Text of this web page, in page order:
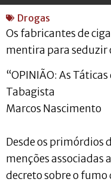
Drogas
Os fabricantes de
mentira para seduzir
“OPINIÃO: As
Tabagista
Marcos Nascimento
Desde os primórdios
menções associadas
decreto sobre o fumo